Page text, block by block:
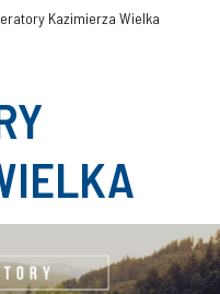
Kazimierza Wielka